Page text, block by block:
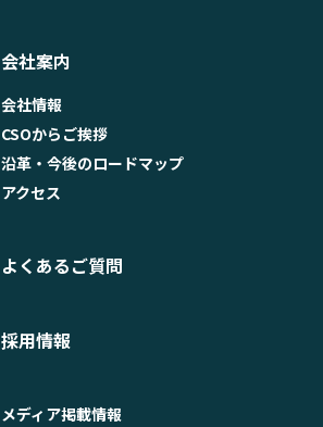
会社案内
会社情報
CSOからご挨拶
沿革・今後のロードマップ
アクセス
よくあるご質問
採用情報
メディア掲載情報